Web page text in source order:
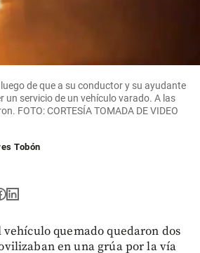
de que a su conductor y su ayudante
un servicio de un vehículo varado. A las
FOTO: CORTESÍA TOMADA DE VIDEO
Tobón
vehículo quemado quedaron dos
en una grúa por la vía